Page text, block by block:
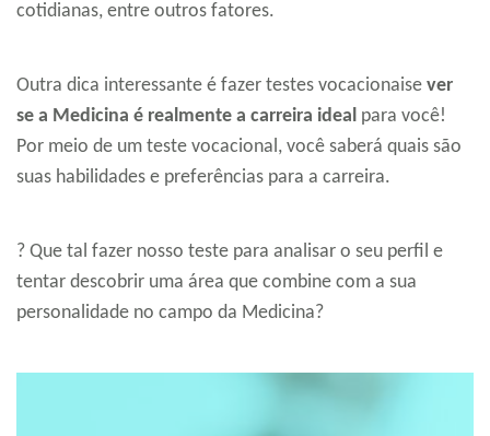
cotidianas, entre outros fatores.
Outra dica interessante é fazer testes vocacionaise ver
se a Medicina é realmente a carreira ideal para você!
Por meio de um teste vocacional, você saberá quais são
suas habilidades e preferências para a carreira.
? Que tal fazer nosso teste para analisar o seu perfil e
tentar descobrir uma área que combine com a sua
personalidade no campo da Medicina?